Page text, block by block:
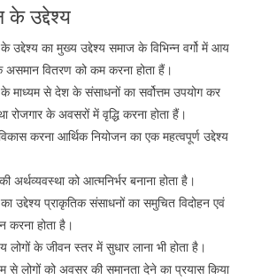
के उद्देश्य
उद्देश्य का मुख्य उद्देश्य समाज के विभिन्न वर्गो में आय
असमान वितरण को कम करना होता हैं।
माध्यम से देश के संसाधनों का सर्वोत्तम उपयोग कर
रोजगार के अवसरों में वृद्धि करना होता हैं।
करना आर्थिक नियोजन का एक महत्वपूर्ण उद्देश्य
अर्थव्यवस्था को आत्मनिर्भर बनाना होता है।
उद्देश्य प्राकृतिक संसाधनों का समुचित विदोहन एवं
करना होता है।
लोगों के जीवन स्तर में सुधार लाना भी होता है।
से लोगों को अवसर की समानता देने का प्रयास किया